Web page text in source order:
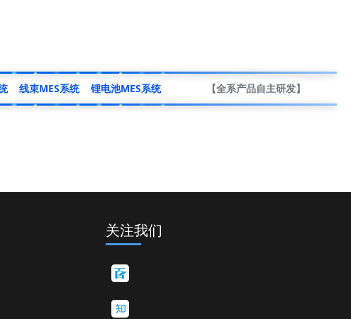
线束MES系统 锂电池MES系统 【全系产品自主研发】
关注我们